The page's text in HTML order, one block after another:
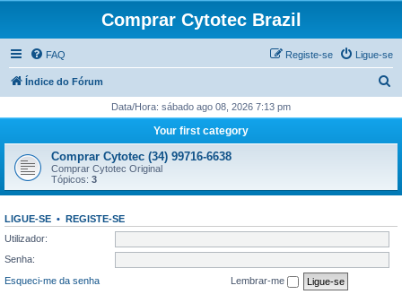
Comprar Cytotec Brazil
FAQ Ligue-se
Registe-se
Índice do Fórum
q
i
Data/Hora: sábado ago 08, 2026 7:13 pm
Your first category
Comprar Cytotec (34) 99716-6638
Comprar Cytotec Original
Tópicos: 3
LIGUE-SE • REGISTE-SE
Utilizador:
Senha:
Esqueci-me da senha
Lembrar-me